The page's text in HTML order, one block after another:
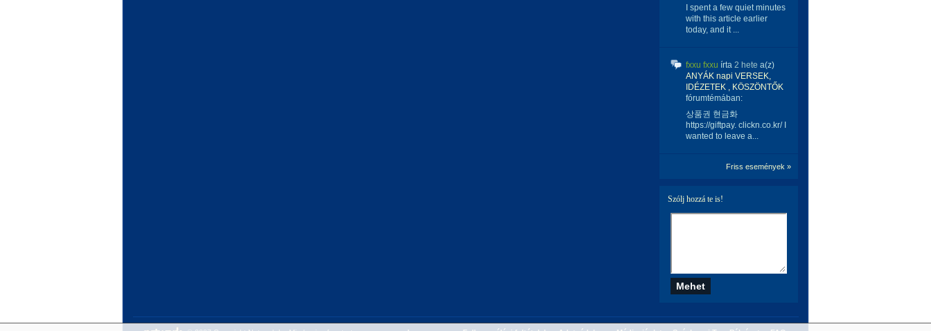
I spent a few quiet minutes
with this article earlier
today, and it ...
fxxu fxxu írta 2 hete a(z)
ANYÁK napi VERSEK,
IDÉZETEK , KÖSZÖNTŐK
fórumtémában:
상품권 현금화
https://giftpay. clickn.co.kr/ I
wanted to leave a...
Friss események »
Szólj hozzá te is!